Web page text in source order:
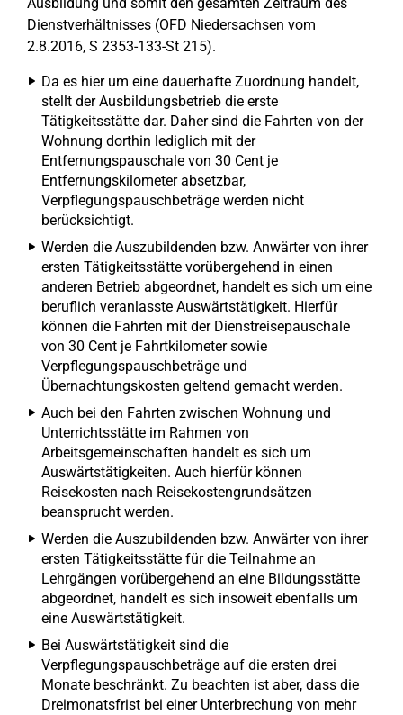
Dienstverhältnisses (OFD Niedersachsen vom
2.8.2016, S 2353-133-St 215).
Da es hier um eine dauerhafte Zuordnung handelt,
stellt der Ausbildungsbetrieb die erste
Tätigkeitsstätte dar. Daher sind die Fahrten von der
Wohnung dorthin lediglich mit der
Entfernungspauschale von 30 Cent je
Entfernungskilometer absetzbar,
Verpflegungspauschbeträge werden nicht
berücksichtigt.
Werden die Auszubildenden bzw. Anwärter von ihrer
ersten Tätigkeitsstätte vorübergehend in einen
anderen Betrieb abgeordnet, handelt es sich um eine
beruflich veranlasste Auswärtstätigkeit. Hierfür
können die Fahrten mit der Dienstreisepauschale
von 30 Cent je Fahrtkilometer sowie
Verpflegungspauschbeträge und
Übernachtungskosten geltend gemacht werden.
Auch bei den Fahrten zwischen Wohnung und
Unterrichtsstätte im Rahmen von
Arbeitsgemeinschaften handelt es sich um
Auswärtstätigkeiten. Auch hierfür können
Reisekosten nach Reisekostengrundsätzen
beansprucht werden.
Werden die Auszubildenden bzw. Anwärter von ihrer
ersten Tätigkeitsstätte für die Teilnahme an
Lehrgängen vorübergehend an eine Bildungsstätte
abgeordnet, handelt es sich insoweit ebenfalls um
eine Auswärtstätigkeit.
Bei Auswärtstätigkeit sind die
Verpflegungspauschbeträge auf die ersten drei
Monate beschränkt. Zu beachten ist aber, dass die
Dreimonatsfrist bei einer Unterbrechung von mehr